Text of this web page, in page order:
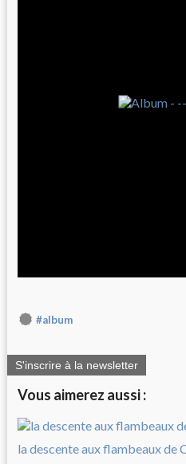
#album
S'inscrire à la newsletter
Vous aimerez aussi :
la descente aux flambeaux de